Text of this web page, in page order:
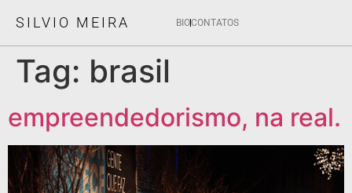
SILVIO MEIRA BIOCONTATOS
Tag: brasil
empreendedorismo, na real.